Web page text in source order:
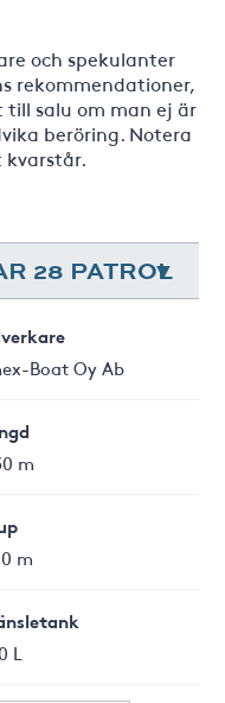
och spekulanter
rekommendationer,
salu om man ej är
beröring. Notera
kvarstår.
28 PATROL
Boat Oy Ab
m
m
L